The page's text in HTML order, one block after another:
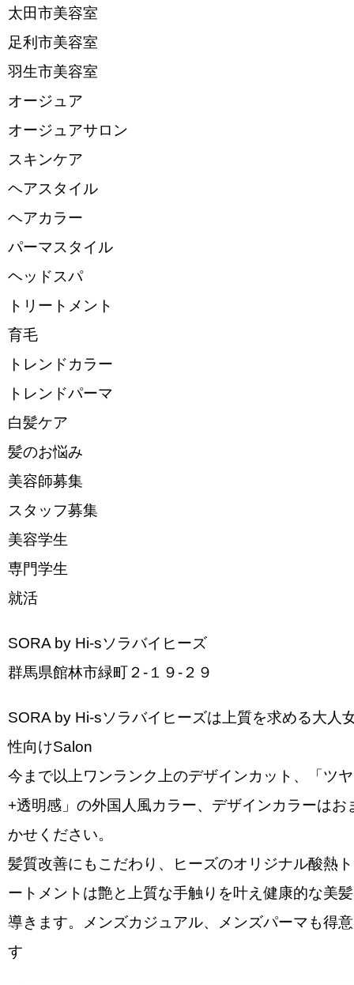
太田市美容室
足利市美容室
羽生市美容室
オージュア
オージュアサロン
スキンケア
ヘアスタイル
ヘアカラー
パーマスタイル
ヘッドスパ
トリートメント
育毛
トレンドカラー
トレンドパーマ
白髪ケア
髪のお悩み
美容師募集
スタッフ募集
美容学生
専門学生
就活
SORA by Hi-sソラバイヒーズ
群馬県館林市緑町２-１９-２９
SORA by Hi-sソラバイヒーズは上質を求める大人
性向けSalon
今まで以上ワンランク上のデザインカット、「ツヤ
+透明感」の外国人風カラー、デザインカラーはお
かせください。
髪質改善にもこだわり、ヒーズのオリジナル酸熱
ートメントは艶と上質な手触りを叶え健康的な美
導きます。メンズカジュアル、メンズパーマも得
す